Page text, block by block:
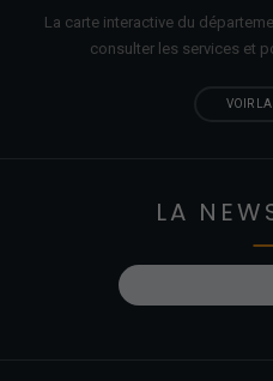
La carte interactive du
consulter les services et
VOIR LA
LA